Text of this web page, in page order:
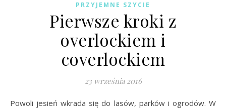
PRZYJEMNE SZYCIE
Pierwsze kroki z
overlockiem i
coverlockiem
23 września 2016
Powoli jesień wkrada się do lasów, parków i ogrodów. W